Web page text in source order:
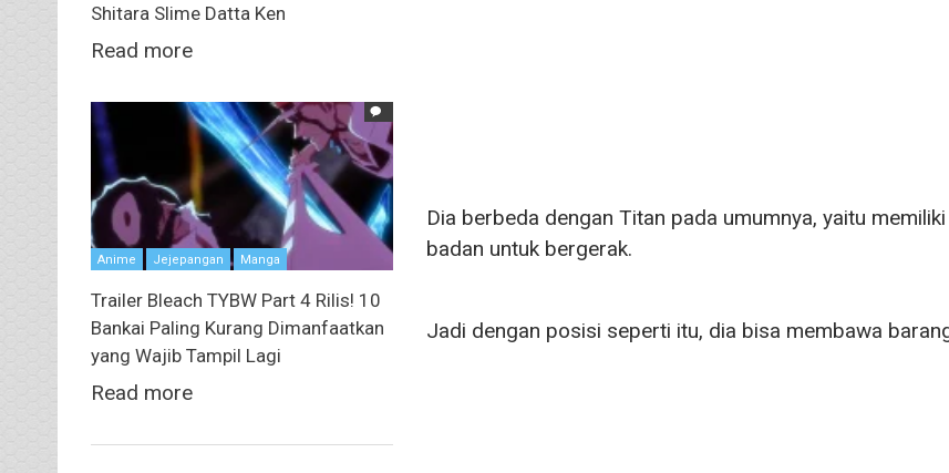
Dia berbeda dengan Titan pada umumnya, yaitu
badan untuk bergerak.
Jadi dengan posisi seperti itu, dia bisa membawa
Shitara Slime Datta Ken
Read more
Anime Jejepangan Manga
Trailer Bleach TYBW Part 4 Rilis! 10
Bankai Paling Kurang Dimanfaatkan
yang Wajib Tampil Lagi
Read more